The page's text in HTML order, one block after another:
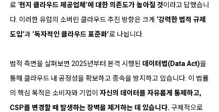
로 ‘현지 클라우드 제공업체’에 대한 의존도가 높아질 것이라고 답했습니
다. 이러한 유럽의 소버린 클라우드 추진 방향은 크게 ‘강력한 법적 규제
도입’과 ‘독자적인 클라우드 표준화’로 나뉩니다.
법적 측면을 살펴보면 2025년부터 본격 시행된 데이터법(Data Act)을
통해 클라우드 내 공정성을 확보하고 종속을 방지하고 있습니다. 이 법률
의 핵심 목적은 소비자와 기업이 자신의 데이터를 자유롭게 통제 하고,
CSP를 변경할 때 발생하는 장벽을 제거하는 데 있습니다. 구체적으로